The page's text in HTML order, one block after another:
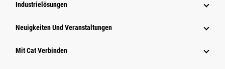
Industrielösungen
Neuigkeiten Und Veranstaltungen
Mit Cat Verbinden